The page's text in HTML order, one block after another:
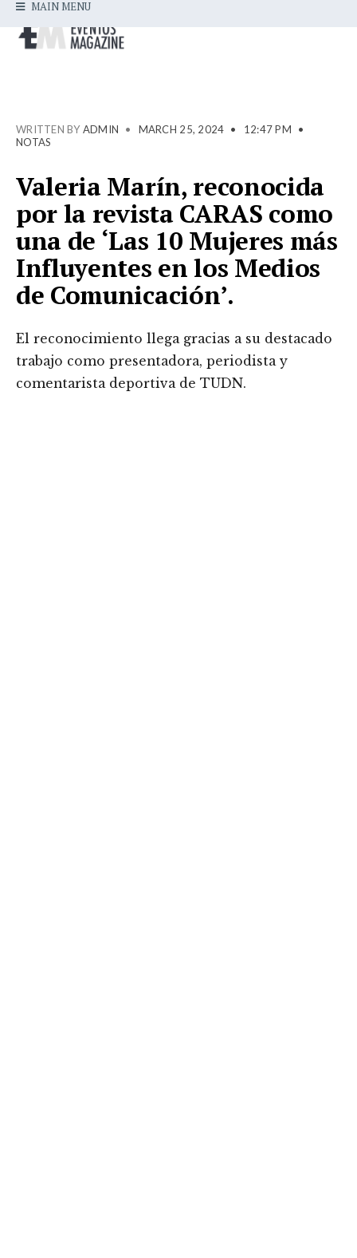
MAIN MENU
WRITTEN BY ADMIN • MARCH 25, 2024 • 12:47 PM
•
NOTAS
Valeria Marín, reconocida
por la revista CARAS como
una de ‘Las 10 Mujeres más
Influyentes en los Medios
de Comunicación’.
El reconocimiento llega gracias a su destacado
trabajo como presentadora, periodista y
comentarista deportiva de TUDN.